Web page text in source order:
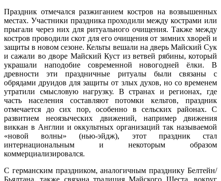
Праздник отмечался разжиганием костров на возвышенных
местах. Участники праздника проходили между кострами или
прыгали через них для ритуального очищения. Также между
костров проводили скот для его очищения от зимних хворей и
защиты в новом сезоне. Кельты вешали на дверь Майский Сук
и сажали во дворе Майский Куст из ветвей рябины, который
украшали наподобие современной новогодней ёлки. В
древности эти праздничные ритуалы были связаны с
обрядами друидов для защиты от злых духов, но со временем
утратили смысловую нагрузку. В странах и регионах, где
часть населения составляют потомки кельтов, праздник
отмечается до сих пор, особенно в сельских районах. С
развитием неоязыческих движений, например движения
виккан в Англии и оккультных организаций так называемой
«новой волны» (нью-эйдж), этот праздник стал
интернациональным и некоторым образом
коммерциализировался.
С германским праздником, аналогичным празднику Белтейн/